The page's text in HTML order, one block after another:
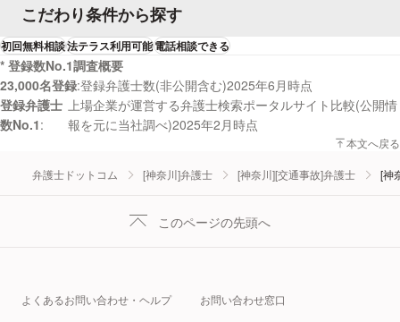
こだわり条件から探す
初回無料相談法テラス利用可能電話相談できる
* 登録数No.1調査概要
23,000名登録 登録弁護士数(非公開含む)2025年6月時点
登録弁護士
数No.1
上場企業が運営する弁護士検索ポータルサイト比較(公開情
報を元に当社調べ)2025年2月時点
本文へ戻る
弁護士ドットコム [神奈川]弁護士 [神奈川][交通事故]弁護士 [神
このページの先頭へ
よくあるお問い合わせ・ヘルプ お問い合わせ窓口